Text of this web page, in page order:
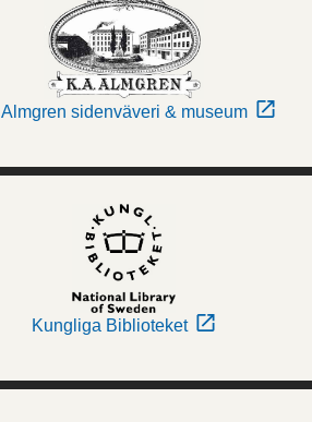
Almgren sidenväveri & museum
Kungliga Biblioteket